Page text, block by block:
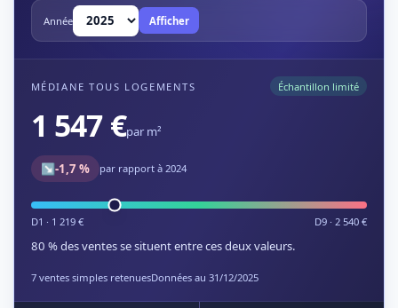
Année Afficher
MÉDIANE TOUS LOGEMENTS Échantillon limité
1 547 €par m²
↘-1,7 % par rapport à 2024
D1 · 1 219 € D9 · 2 540 €
80 % des ventes se situent entre ces deux valeurs.
7 ventes simples retenuesDonnées au 31/12/2025